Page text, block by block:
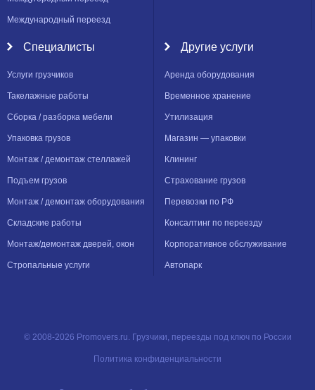
Международный переезд
Специалисты
Услуги грузчиков
Такелажные работы
Сборка / разборка мебели
Упаковка грузов
Монтаж / демонтаж стеллажей
Подъем грузов
Монтаж / демонтаж оборудования
Складские работы
Монтаж/демонтаж дверей, окон
Стропальные услуги
Другие услуги
Аренда оборудования
Временное хранение
Утилизация
Магазин — упаковки
Клининг
Страхование грузов
Перевозки по РФ
Консалтинг по переезду
Корпоративное обслуживание
Автопарк
© 2008-2026 Promovers.ru. Грузчики, переезды под ключ по России
Политика конфиденциальности